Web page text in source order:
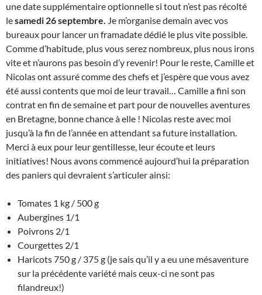
une date supplémentaire optionnelle si tout n’est pas récolté
lesamedi 26 septembre. Je m’organise demain avec vos
bureaux pour lancer un framadate dédié le plus vite possible.
Comme d’habitude, plus vous serez nombreux, plus nous irons
vite et n’aurons pas besoin d’y revenir! Pour le reste, Camille et
Nicolas ont assuré comme des chefs et j’espère que vous avez
été aussi contents que moi de leur travail… Camille a fini son
contrat en fin de semaine et part pour de nouvelles aventures
en Bretagne, bonne chance à elle ! Nicolas reste avec moi
jusqu’à la fin de l’année en attendant sa future installation.
Merci à eux pour leur gentillesse, leur écoute et leurs
initiatives! Nous avons commencé aujourd’hui la préparation
des paniers qui devraient s’articuler ainsi:
Tomates 1 kg / 500 g
Aubergines 1/1
Poivrons 2/1
Courgettes 2/1
Haricots 750 g / 375 g (je sais qu’il y a eu une mésaventure
sur la précédente variété mais ceux-ci ne sont pas
filandreux!)